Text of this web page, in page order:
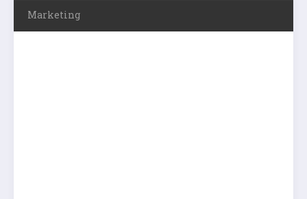
Marketing